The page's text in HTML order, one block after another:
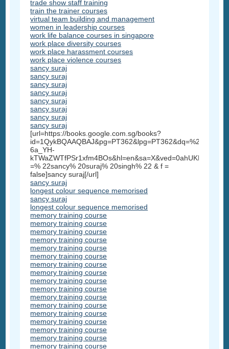
trade show staff training
train the trainer courses
virtual team building and management
women in leadership courses
work life balance courses in singapore
work place diversity courses
work place harassment courses
work place violence courses
sancy suraj
sancy suraj
sancy suraj
sancy suraj
sancy suraj
sancy suraj
sancy suraj
sancy suraj
[url=https://books.google.com.sg/books?
6a_YH-
=% 22sancy% 20suraj% 20singh% 22 & f =
false]sancy suraj[/url]
sancy suraj
longest colour sequence memorised
sancy suraj
longest colour sequence memorised
memory training course
memory training course
memory training course
memory training course
memory training course
memory training course
memory training course
memory training course
memory training course
memory training course
memory training course
memory training course
memory training course
memory training course
memory training course
memory training course
memory training course